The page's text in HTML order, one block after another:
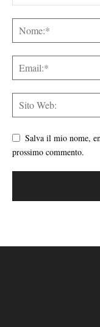
Salva il mio nome,
prossimo commento.